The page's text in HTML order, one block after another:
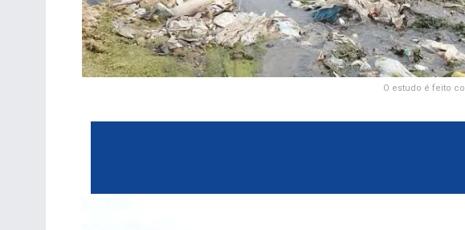
O estudo é feito